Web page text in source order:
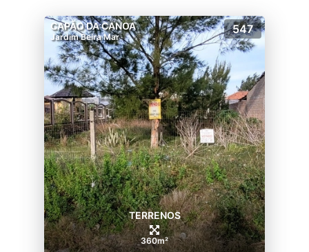
CAPÃO DA CANOA
Jardim Beira Mar
547
TERRENOS
360m²